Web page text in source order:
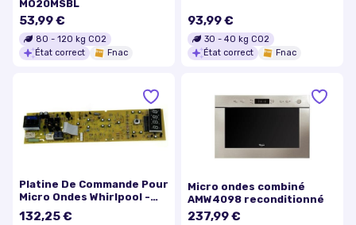
MO20MSBL
53,99 €
80 - 120 kg CO2
État correct
Fnac
93,99 €
30 - 40 kg CO2
État correct
Fnac
Platine De Commande Pour
Micro Ondes Whirlpool -
480120100032
132,25 €
Micro ondes combiné
AMW4098 reconditionné
237,99 €